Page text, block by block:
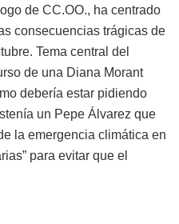
de CC.OO., ha centrado
consecuencias trágicas de
Tema central del
de una Diana Morant
debería estar pidiendo
un Pepe Álvarez que
la emergencia climática en
para evitar que el